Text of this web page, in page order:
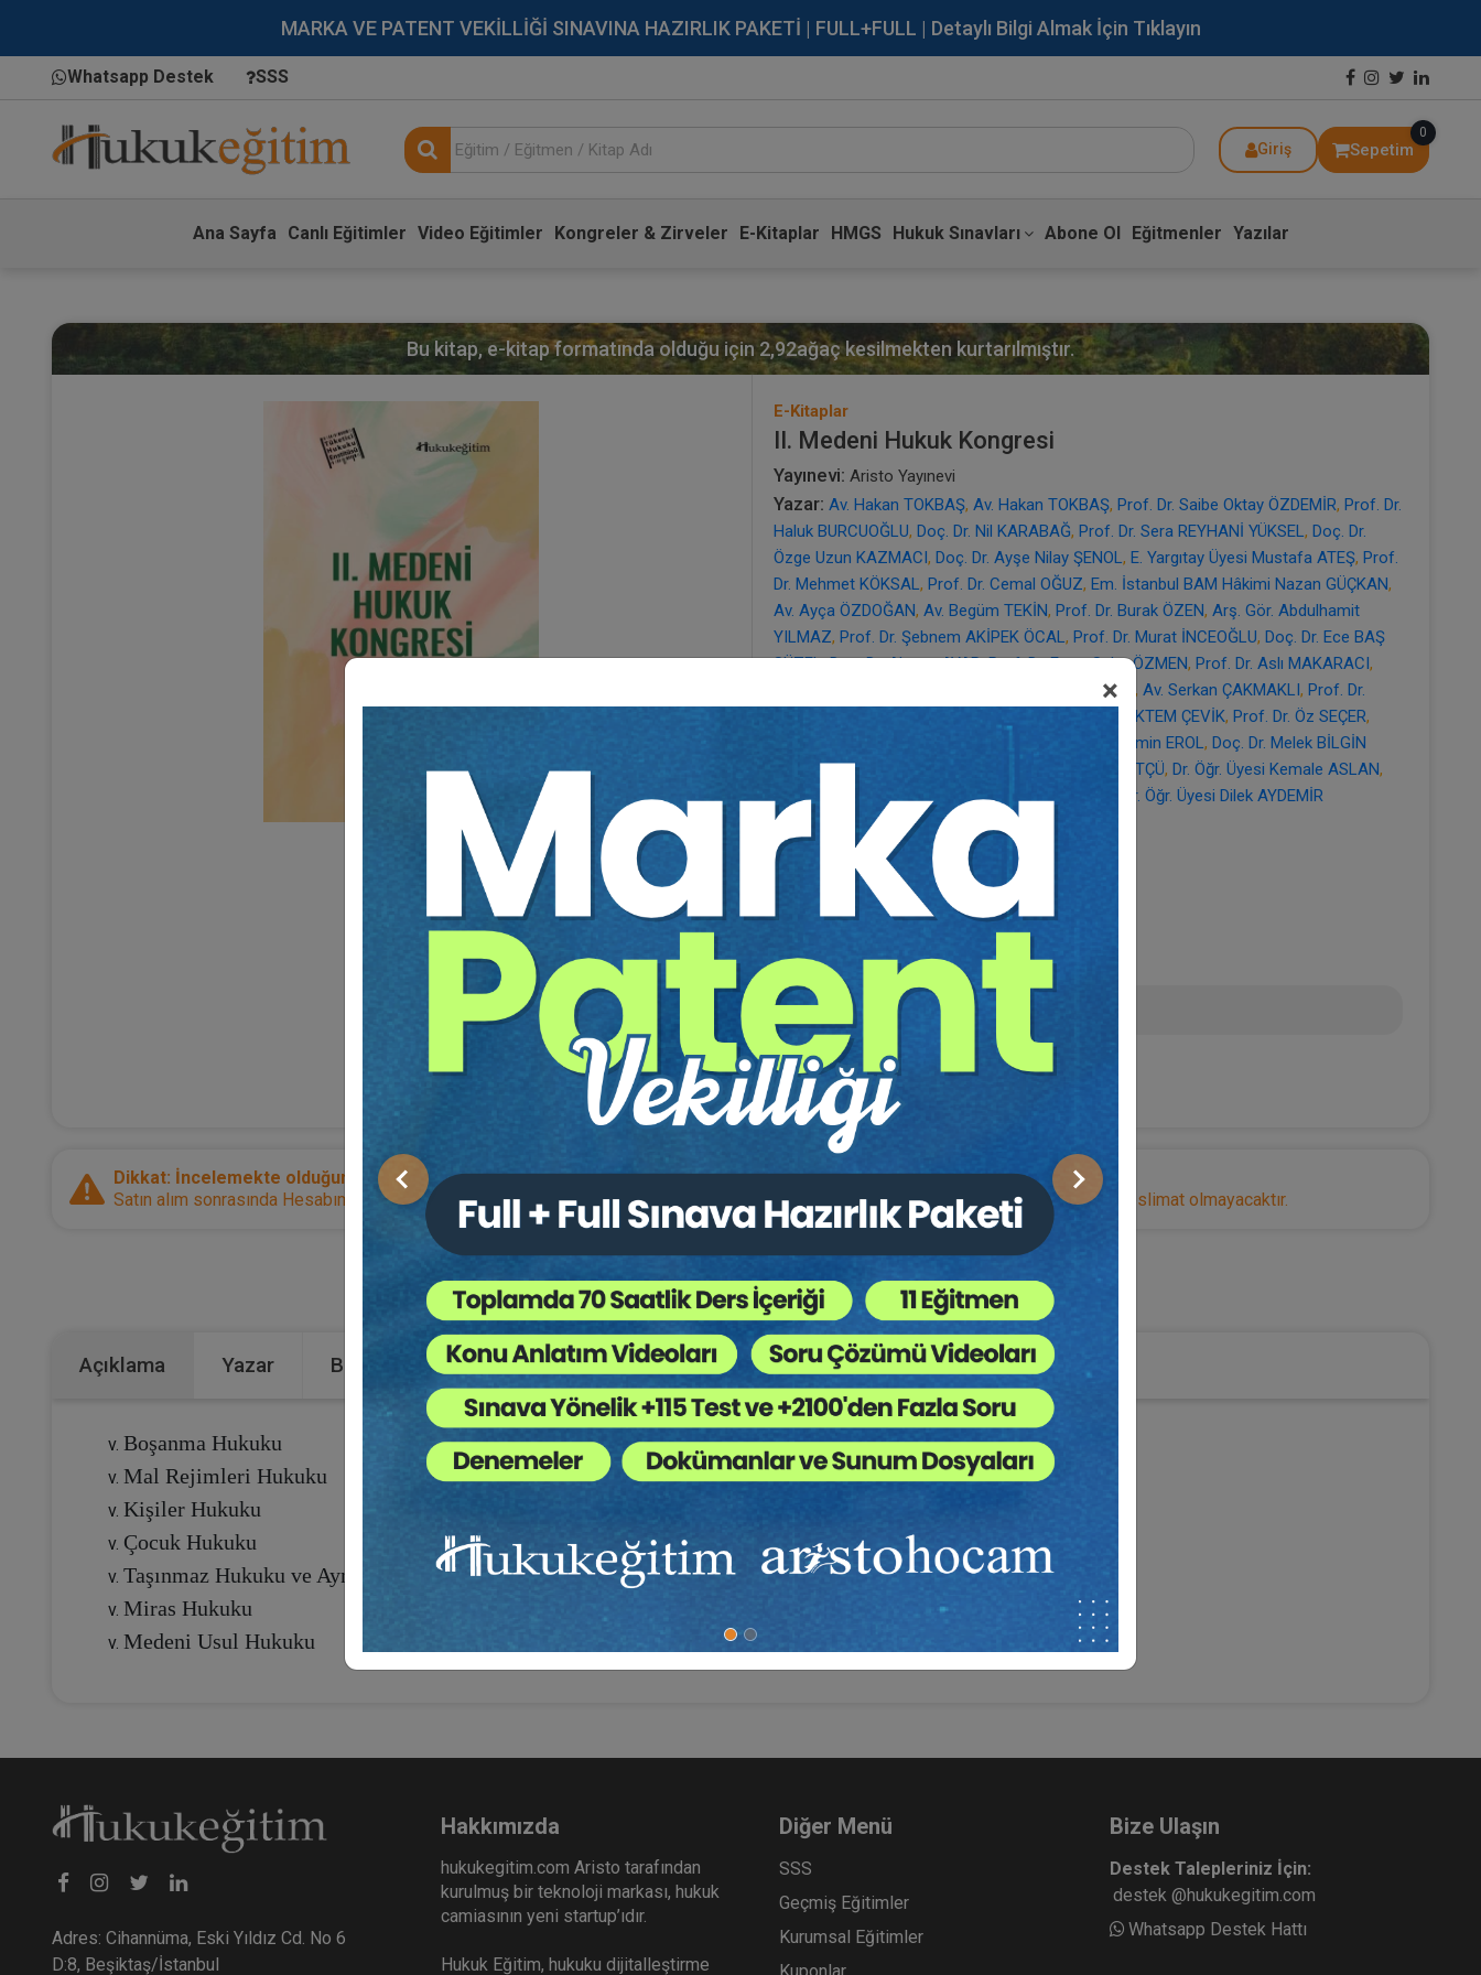
MARKA VE PATENT VEKİLLİĞİ SINAVINA HAZIRLIK PAKETİ | FULL+FULL | Detaylı Bilgi Almak İçin Tıklayın
Whatsapp Destek SSS
Giriş Sepetim
0
Ana Sayfa Canlı Eğitimler Video Eğitimler Kongreler & Zirveler E-Kitaplar HMGS Hukuk Sınavları Abone Ol Eğitmenler Yazılar
×
Önceki Sonraki
Bu kitap, e-kitap formatında olduğu için2,92ağaç kesilmekten kurtarılmıştır.
E-Kitaplar
II. Medeni Hukuk Kongresi
Yayınevi: Aristo Yayınevi
Yazar: Av. Hakan TOKBAŞ, Av. Hakan TOKBAŞ, Prof. Dr. Saibe Oktay ÖZDEMİR, Prof. Dr.
Haluk BURCUOĞLU, Doç. Dr. Nil KARABAĞ, Prof. Dr. Sera REYHANİ YÜKSEL, Doç. Dr.
Özge Uzun KAZMACI, Doç. Dr. Ayşe Nilay ŞENOL, E. Yargıtay Üyesi Mustafa ATEŞ, Prof.
Dr. Mehmet KÖKSAL, Prof. Dr. Cemal OĞUZ, Em. İstanbul BAM Hâkimi Nazan GÜÇKAN,
Av. Ayça ÖZDOĞAN, Av. Begüm TEKİN, Prof. Dr. Burak ÖZEN, Arş. Gör. Abdulhamit
YILMAZ, Prof. Dr. Şebnem AKİPEK ÖCAL, Prof. Dr. Murat İNCEOĞLU, Doç. Dr. Ece BAŞ
SÜZEL,Doç. Dr. Ahmet AYAR,Prof. Dr. Etem Saba ÖZMEN, Prof. Dr. Aslı MAKARACI,
Doç. Dr. Ali Hulki CİHAN , Av. Serkan ÇAKMAKLI, Prof. Dr.
Prof. Dr. Seda ÖKTEM ÇEVİK, Prof. Dr. Öz SEÇER,
Em. İstanbul BAM Hâkimi Emin EROL, Doç. Dr. Melek BİLGİN
Doç. Dr. Cem AKBIYIK Doç. Dr. Selin Sert SÜTÇÜ, Dr. Öğr. Üyesi Kemale ASLAN,
Doç. Dr. Kudret ASLAN
Dr. Öğr. Üyesi Evren KOÇ Dr. Öğr. Üyesi Dilek AYDEMİR
Sayfa Sayısı: 403
Yayın Tarihi: 03.06.2022
600,00 TL 360,00 TL
Sepete Ekle
Dikkat: İncelemekte olduğunuz ürün bir e-kitaptır.
Satın alım sonrasında Hesabım sayfanız üzerinden direkt olarak ulaşabilir ve cihazlarınızdan okuyabilirsiniz. Adresinize herhangi bir teslimat olmayacaktır.
Kategoriler: Bütün Hukuk Kitapları,Kongreler / Sempozyumlar,Medeni Hukuk
Açıklama Yazar Bu Kitap İçin Kaç Ağaç Kesiliyor ?
Boşanma Hukuku
Mal Rejimleri Hukuku
Kişiler Hukuku
Çocuk Hukuku
Taşınmaz Hukuku ve Ayni Haklar
Miras Hukuku
Medeni Usul Hukuku
Adres: Cihannüma, Eski Yıldız Cd. No 6
D:8, Beşiktaş/İstanbul
Hakkımızda
hukukegitim.com Aristo tarafından
kurulmuş bir teknoloji markası, hukuk
camiasının yeni startup’ıdır.
Hukuk Eğitim, hukuku dijitalleştirme
Diğer Menü
SSS
Geçmiş Eğitimler
Kurumsal Eğitimler
Bize Ulaşın
Destek Talepleriniz İçin:
destek @hukukegitim.com
Whatsapp Destek Hattı